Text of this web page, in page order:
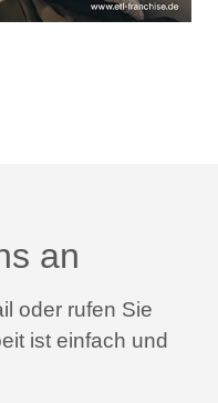
an
oder rufen Sie
ist einfach und